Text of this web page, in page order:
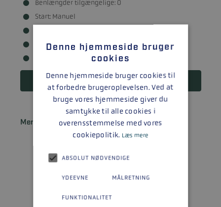
Benlængder tilgængelige: 0
Start: Manuel
Brændstofsystem: Karburator
Trimindstillinger: Manuel tilt
Læs mere
Mercury 25 MH SeaPro
Denne hjemmeside bruger
cookies
Denne hjemmeside bruger cookies til
at forbedre brugeroplevelsen. Ved at
bruge vores hjemmeside giver du
samtykke til alle cookies i
overensstemmelse med vores
cookiepolitik. Læs mere
ABSOLUT NØDVENDIGE
YDEEVNE MÅLRETNING
FUNKTIONALITET